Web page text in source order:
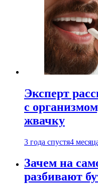
Эксперт
с
жвачку
3 года спустя4
Зачем на
разбивают